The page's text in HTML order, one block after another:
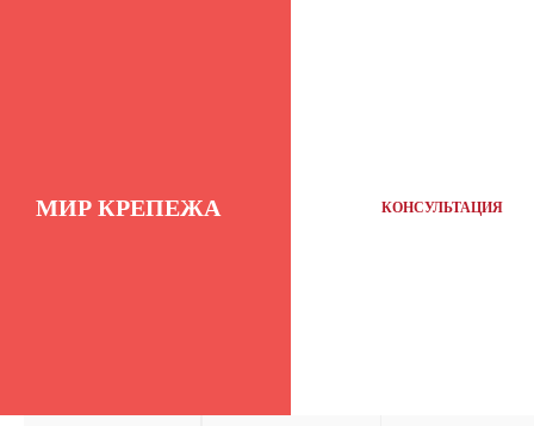
МИР КРЕПЕЖА КОНСУЛЬТАЦИЯ